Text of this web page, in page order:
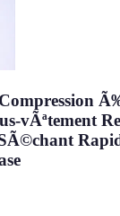
vÃªtement